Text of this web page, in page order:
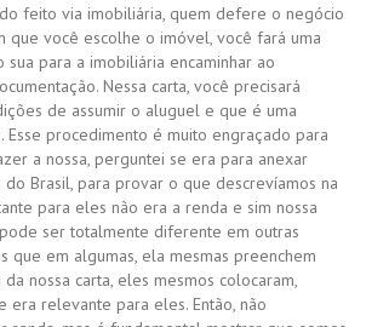
feito via imobiliária, quem defere o negócio
que você escolhe o imóvel, você fará uma
sua para a imobiliária encaminhar ao
Nessa carta, você precisará
de assumir o aluguel e que é uma
procedimento é muito engraçado para
a nossa, perguntei se era para anexar
do Brasil, para provar o que descrevíamos na
para eles não era a renda e sim nossa
ser totalmente diferente em outras
que em algumas, ela mesmas preenchem
da nossa carta, eles mesmos colocaram,
era relevante para eles. Então, não